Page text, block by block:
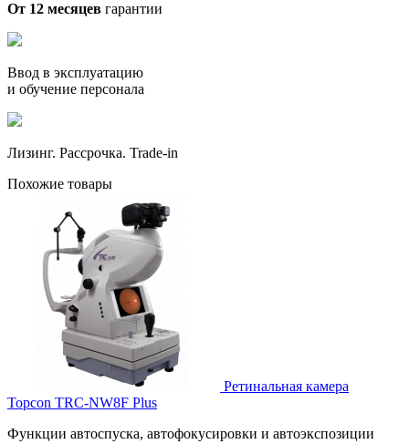
От 12 месяцев гарантии
Ввод в эксплуатацию
и обучение персонала
Лизинг. Рассрочка. Trade-in
Похожие товары
Ретинальная камера
Topcon TRC-NW8F Plus
Функции автоспуска, автофокусировки и автоэкспозиции